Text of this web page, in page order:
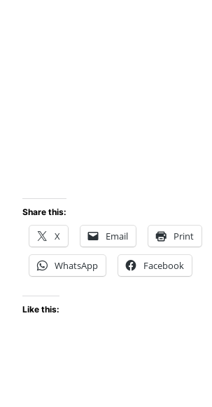
Share this:
X Email Print
WhatsApp Facebook
Like this: